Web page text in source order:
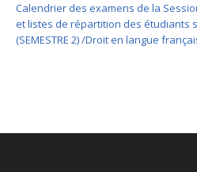
Calendrier des examens de la
et listes de répartition des étudiants
(SEMESTRE 2) /Droit en langue